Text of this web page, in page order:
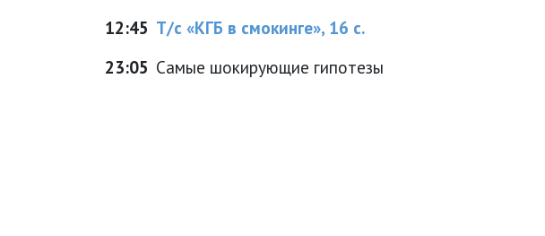
12:45 Т/с «КГБ в смокинге», 16 с.
23:05 Самые шокирующие гипотезы